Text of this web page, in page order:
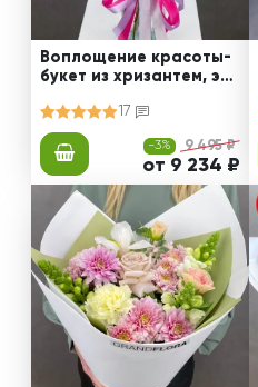
Воплощение красоты-
букет из хризантем, эус
17
-3% 9 495 ₽
от 9 234 ₽